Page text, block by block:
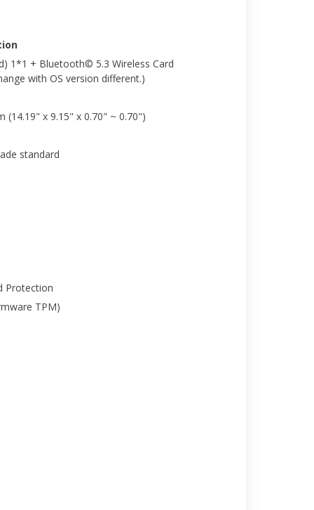
1*1 + Bluetooth© 5.3 Wireless Card
with OS version different.)
(14.19" x 9.15" x 0.70" ~ 0.70")
standard
Protection
TPM)